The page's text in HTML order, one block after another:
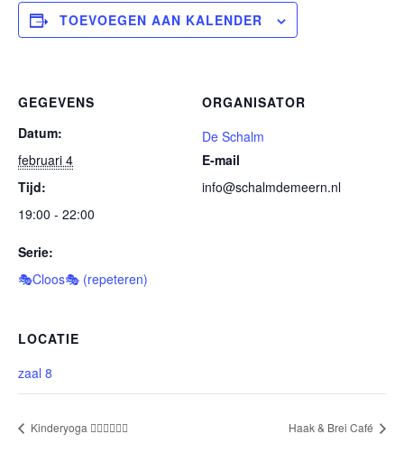
TOEVOEGEN AAN KALENDER
GEGEVENS
Datum:
februari 4
Tijd:
19:00 - 22:00
Serie:
🎭Cloos🎭 (repeteren)
ORGANISATOR
De Schalm
E-mail
info@schalmdemeern.nl
LOCATIE
zaal 8
Kinderyoga 🧘🏽‍♀️🧘🏽‍♂️ Haak & Brei Café